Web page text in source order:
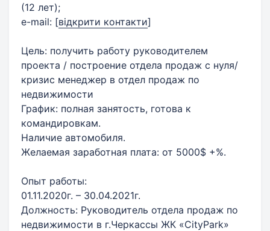
(12 лет);
e-mail: [відкрити контакти]
Цель: получить работу руководителем
проекта / построение отдела продаж с нуля/
кризис менеджер в отдел продаж по
недвижимости
График: полная занятость, готова к
командировкам.
Наличие автомобиля.
Желаемая заработная плата: от 5000$ +%.
Опыт работы:
01.11.2020г. – 30.04.2021г.
Должность: Руководитель отдела продаж по
недвижимости в г.Черкассы ЖК «CityPark»